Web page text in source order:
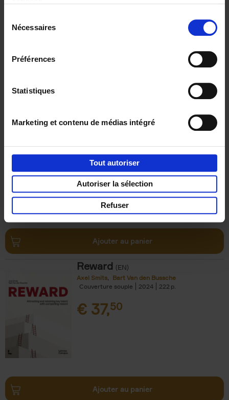
Nécessaires
Préférences
Statistiques
Marketing et contenu de médias intégré
Tout autoriser
Autoriser la sélection
Refuser
Operating With Positive
€34,99
Ajouter au panier
Reward (EN)
Axel Smits
Bart Van den Bussche
Couverture souple
2024 222
€ 37,50
Ajouter au panier